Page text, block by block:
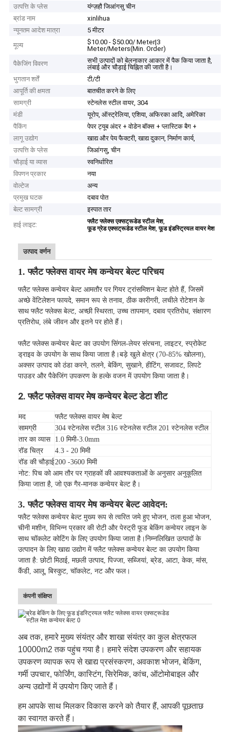
उत्पत्ति के प्लेस
यंग्ज़हौ जिआंगसु चीन
ब्रांड नाम
xinlihua
न्यूनतम आदेश मात्रा
5 मीटर
मूल्य
$10.00 - $50.00/ Meter|3
Meter/Meters(Min. Order)
पैकेजिंग विवरण
सभी उत्पादों को बेलनाकार आकार में पैक किया जाता है,
लंबाई और चौड़ाई चिह्नित की जाती है।
भुगतान शर्तें
टी/टी
आपूर्ति की क्षमता
बातचीत करने के लिए
सामग्री
स्टेनलेस स्टील वायर, 304
मंडी
यूरोप, ऑस्ट्रेलिया, एशिया, अफिरका आदि, अमेरिका
पैकिंग
पेपर ट्यूब अंदर + वोडेन बॉक्स + प्लास्टिक बैग +
लागू उद्योग
खाद्य और पेय फैक्टरी, खाद्य दुकान, निर्माण कार्य,
उत्पत्ति के प्लेस
जिआंगसु, चीन
चौड़ाई या व्यास
स्वनिर्धारित
विपणन प्रकार
नया
वोल्टेज
अन्य
प्रमुख घटक
दबाव पोत
बेल्ट सामग्री
इस्पात तार
हाई लाइट:
फ्लैट फ्लेक्स एक्सट्रूडेड स्टील मेश,
फूड ग्रेड एक्सट्रूडेड स्टील मेश,फूड इंडस्ट्रियल वायर मेश
उत्पाद वर्णन
1. फ्लैट फ्लेक्स वायर मेष कन्वेयर बेल्ट परिचय
फ्लैट फ्लेक्स कन्वेयर बेल्ट आमतौर पर गियर ट्रांसमिशन बेल्ट होते हैं, जिसमें
अच्छे वेंटिलेशन फायदे, समान रूप से तनाव, ठीक कारीगरी, लचीले रोटेशन के
साथ फ्लैट फ्लेक्स बेल्ट, अच्छी स्थिरता, उच्च तापमान, दबाव प्रतिरोध, संक्षारण
प्रतिरोध, लंबे जीवन और इतने पर होते हैं।
फ्लैट फ्लेक्स कन्वेयर बेल्ट का उपयोग सिंगल-लेयर संरचना, लाइटर, स्प्रोकेट
ड्राइव के उपयोग के साथ किया जाता है।बड़े खुले क्षेत्र (70-85% खोलना),
अक्सर उत्पाद को ठंडा करने, तलने, बेकिंग, सुखाने, हीटिंग, सजावट, लिपटे
पाउडर और पैकेजिंग उपकरण के हल्के वजन में उपयोग किया जाता है।
2. फ्लैट फ्लेक्स वायर मेष कन्वेयर बेल्ट डेटा शीट
मद
फ्लैट फ्लेक्स वायर मेष बेल्ट
सामग्री
304 स्टेनलेस स्टील 316 स्टेनलेस स्टील 201 स्टेनलेस स्टील
तार का व्यास
1.0 मिमी-3.0mm
रॉड चित्र
4.3 - 20 मिमी
रॉड की चौड़ाई200 -3600 मिमी
नोट: पिच को आम तौर पर ग्राहकों की आवश्यकताओं के अनुसार अनुकूलित
किया जाता है, जो एक गैर-मानक कन्वेयर बेल्ट है।
3. फ्लैट फ्लेक्स वायर मेष कन्वेयर बेल्ट आवेदन:
फ्लैट फ्लेक्स कन्वेयर बेल्ट मुख्य रूप से त्वरित जमे हुए भोजन, तला हुआ भोजन,
चीनी मशीन, विभिन्न प्रकार की रोटी और पेस्ट्री फूड बेकिंग कन्वेयर लाइन के
साथ चॉकलेट कोटिंग के लिए उपयोग किया जाता है।निम्नलिखित उत्पादों के
उत्पादन के लिए खाद्य उद्योग में फ्लैट फ्लेक्स कन्वेयर बेल्ट का उपयोग किया
जाता है: छोटी मिठाई, मछली उत्पाद, पिज्जा, सब्जियां, ब्रेड, आटा, केक, मांस,
कैंडी, आलू, बिस्कुट, चॉकलेट, नट और फल।
कंपनी संक्षिप्त
अब तक, हमारे मुख्य संयंत्र और शाखा संयंत्र का कुल क्षेत्रफल
10000m2 तक पहुंच गया है। हमारे संदेश उपकरण और सहायक
उपकरण व्यापक रूप से खाद्य प्रसंस्करण, अवकाश भोजन, बेकिंग,
गर्मी उपचार, फोर्जिंग, कास्टिंग, सिरेमिक, कांच, ऑटोमोबाइल और
अन्य उद्योगों में उपयोग किए जाते हैं।
हम आपके साथ मिलकर विकास करने को तैयार हैं, आपकी पूछताछ
का स्वागत करते हैं।